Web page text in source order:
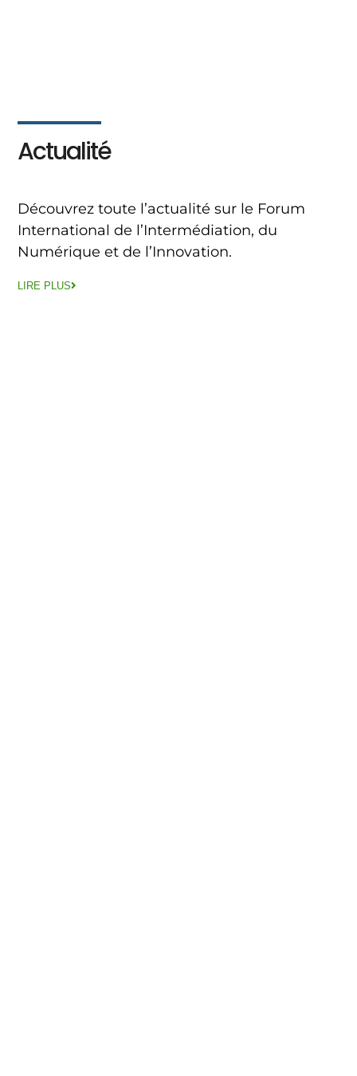
Actualité
Découvrez toute l’actualité sur le Forum
International de l’Intermédiation, du
Numérique et de l’Innovation.
LIRE PLUS